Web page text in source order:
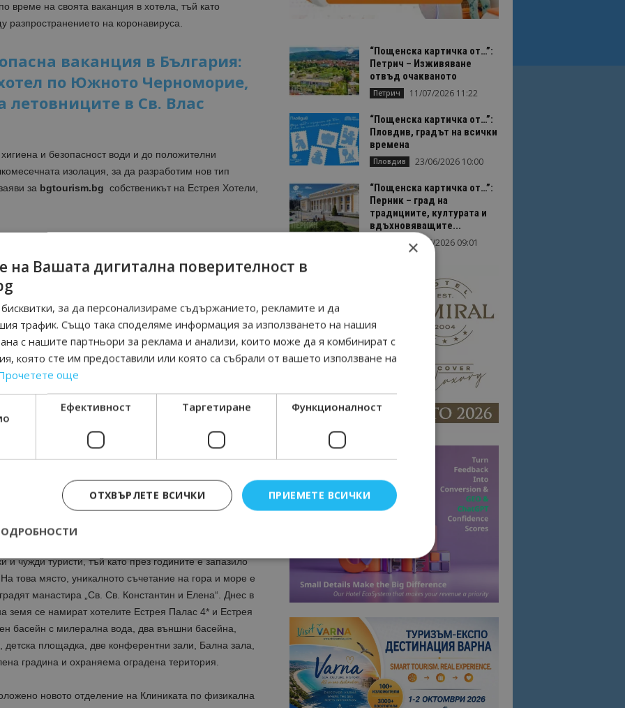
време на своята ваканция в хотела, тъй като
разпространението на коронавируса.
ваканция в България:
по Южното Черноморие,
в Св. Влас
и безопасност води и до положителни
изолация, за да разработим нов тип
за bgtourism.bg собственикът на Естрея Хотели,
минути могат да се обслужат между 8 и 10 човека в
топла и здравословна храна.
чужди туристи, тъй като през годините е запазило
това място, уникалното съчетание на гора и море е
манастира „Св. Св. Константин и Елена“. Днес в
земя се намират хотелите Естрея Палас 4* и Естрея
басейн с милерална вода, два външни басейна,
площадка, две конферентни зали, Бална зала,
градина и охраняема оградена територия.
новото отделение на Клиниката по физикална
“Пощенска картичка от…”:
Петрич – Изживяване
отвъд очакваното
Петрич 11/07/2026 11:22
“Пощенска картичка от…”:
Пловдив, градът на всички
времена
Пловдив 23/06/2026 10:00
“Пощенска картичка от…”:
Перник – град на
традициите, културата и
вдъхновяващите...
17/06/2026 09:01
×
на Вашата дигитална поверителност в
за да персонализираме съдържанието, рекламите и да
трафик. Също така споделяме информация за използването на нашия
с нашите партньори за реклама и анализи, които може да я комбинират с
която сте им предоставили или която са събрали от вашето използване на
още
Ефективност Таргетиране Функционалност
ПРИЕМЕТЕ ВСИЧКИ
ОТХВЪРЛЕТЕ ВСИЧКИ
Строго необходимо Таргетиране Функционалност
бисквитки позволяват основната функционалност на уебсайта, като потребителско влизане и
Уебсайтът не може да се използва правилно без строго необходими бисквитки.
Доставчик/
Валиден
Описание
Тази бисквитка се използва, за да запомните съгласието
на потребителя за използването на бисквитки на сайта.